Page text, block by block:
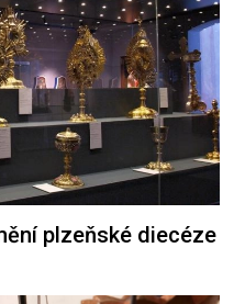
plzeňské diecéze